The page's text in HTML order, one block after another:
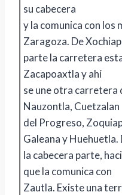
su cabecera
y la comunica con los
Zaragoza. De
parte la carretera
Zacapoaxtla y ahí
se une otra carretera
Nauzontla, Cuetzalan
del Progreso,
Galeana y Huehuetla.
la cabecera parte,
que la comunica con
Zautla. Existe una